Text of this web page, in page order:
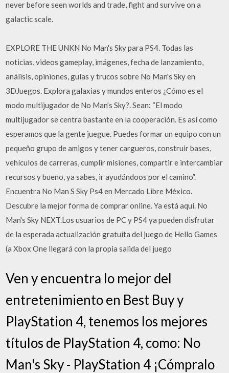
never before seen worlds and trade, fight and survive on a
galactic scale.
EXPLORE THE UNKN No Man's Sky para PS4. Todas las
noticias, videos gameplay, imágenes, fecha de lanzamiento,
análisis, opiniones, guías y trucos sobre No Man's Sky en
3DJuegos. Explora galaxias y mundos enteros ¿Cómo es el
modo multijugador de No Man’s Sky?. Sean: “El modo
multijugador se centra bastante en la cooperación. Es así como
esperamos que la gente juegue. Puedes formar un equipo con un
pequeño grupo de amigos y tener cargueros, construir bases,
vehículos de carreras, cumplir misiones, compartir e intercambiar
recursos y bueno, ya sabes, ir ayudándoos por el camino”.
Encuentra No Man S Sky Ps4 en Mercado Libre México.
Descubre la mejor forma de comprar online. Ya está aquí. No
Man's Sky NEXT.Los usuarios de PC y PS4 ya pueden disfrutar
de la esperada actualización gratuita del juego de Hello Games
(a Xbox One llegará con la propia salida del juego
Ven y encuentra lo mejor del
entretenimiento en Best Buy y
PlayStation 4, tenemos los mejores
títulos de PlayStation 4, como: No
Man's Sky - PlayStation 4 ¡Cómpralo